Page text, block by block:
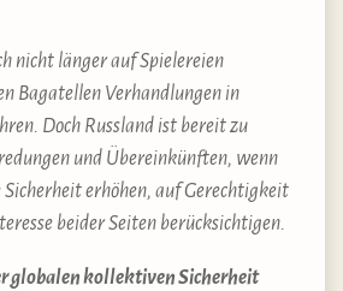
nicht länger auf Spielereien
Bagatellen Verhandlungen in
Doch Russland ist bereit zu
und Übereinkünften, wenn
erhöhen, auf Gerechtigkeit
beider Seiten berücksichtigen.
globalen kollektiven Sicherheit